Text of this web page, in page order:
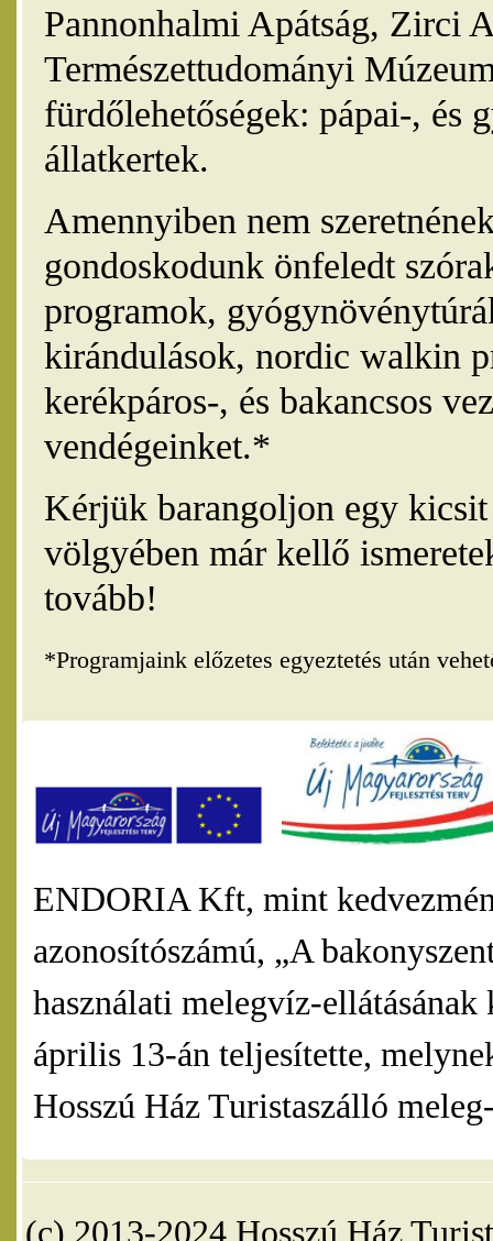
Pannonhalmi Apátság, Zirci
Természettudományi
fürdőlehetőségek: pápai-, és
állatkertek.
Amennyiben nem
gondoskodunk önfeledt
programok,
kirándulások, nordic walkin
kerékpáros-, és bakancsos
vendégeinket.*
Kérjük barangoljon egy
völgyében már kellő
tovább!
*Programjaink előzetes egyeztetés után
ENDORIA Kft, mint
azonosítószámú, „A
használati melegvíz-
április 13-án teljesítette,
Hosszú Ház Turistaszálló
(c) 2013-2024 Hosszú Ház